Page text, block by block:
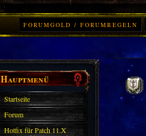
FORUMGOLD / FORUMREGELN
Hauptmenü
Startseite
Forum
Hotfix für Patch 11.X